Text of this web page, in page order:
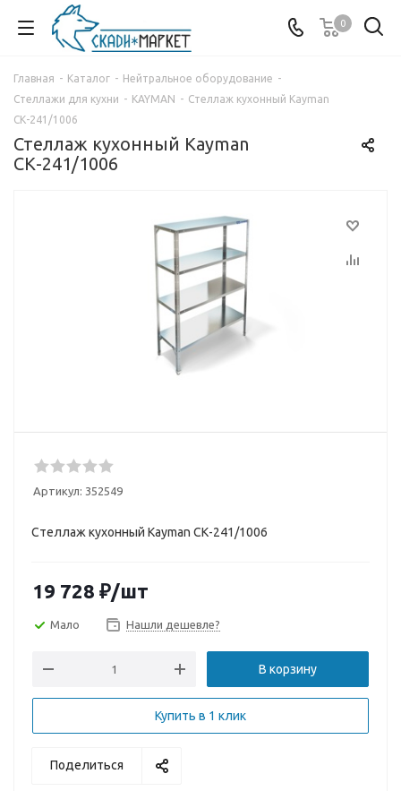
0
Главная - Каталог - Нейтральное оборудование -
Стеллажи для кухни - KAYMAN - Стеллаж кухонный Kayman
СК-241/1006
Стеллаж кухонный Kayman
СК-241/1006
Артикул: 352549
Стеллаж кухонный Kayman СК-241/1006
19 728 ₽/шт
Мало Нашли дешевле?
В корзину
Купить в 1 клик
Поделиться